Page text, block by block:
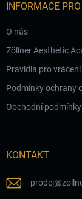
INFORMACE
O nás
Zöllner Aesthetic
Pravidla pro
Podmínky ochrany
Obchodní podmínky
KONTAKT
prodej@